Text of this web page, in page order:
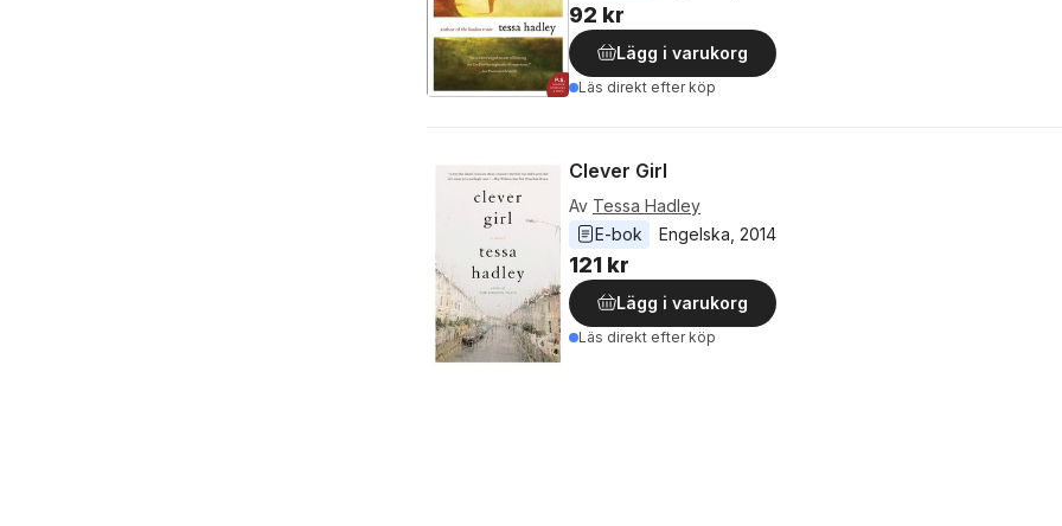
92 kr
Lägg i varukorg
Läs direkt efter köp
Clever Girl
Av Tessa Hadley
E-bok
Engelska 2014
121 kr
Lägg i varukorg
Läs direkt efter köp